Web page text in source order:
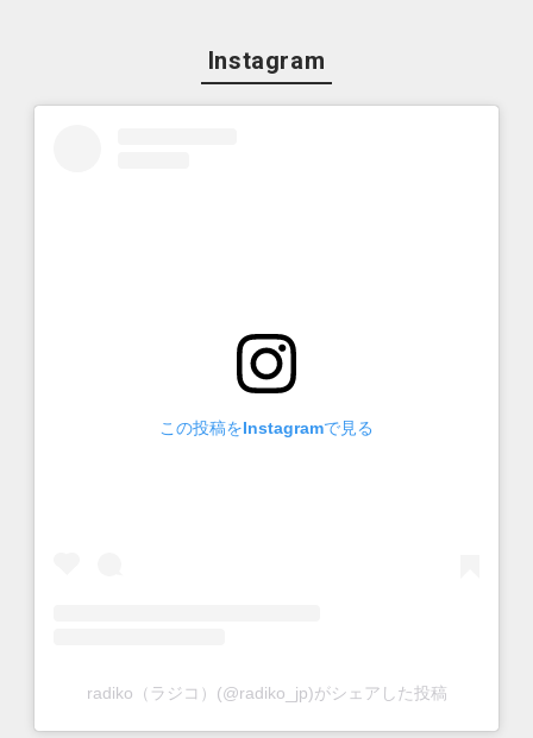
Instagram
この投稿をInstagramで見る
radiko（ラジコ）(@radiko_jp)がシェアした投稿